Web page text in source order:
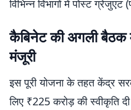
विभिन्न विभागों में पोस्ट ग्रेजुएट
कैबिनेट की अगली बैठक
मंजूरी
इस पूरी योजना के तहत केंद्र
लिए ₹225 करोड़ की स्वीकृति